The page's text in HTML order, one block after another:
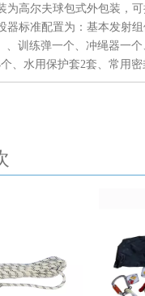
为高尔夫球包式外包装，
器标准配置为：基本发射
、训练弹一个、冲绳器一
、水用保护套2套、常用